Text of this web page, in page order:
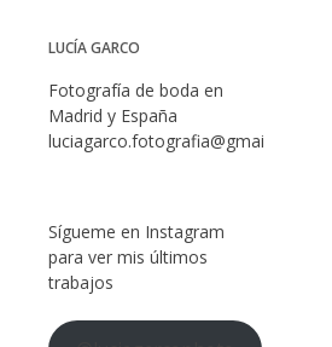
LUCÍA GARCO
Fotografía de boda en
Madrid y España
luciagarco.fotografia@gmail.com
Sígueme en Instagram
para ver mis últimos
trabajos